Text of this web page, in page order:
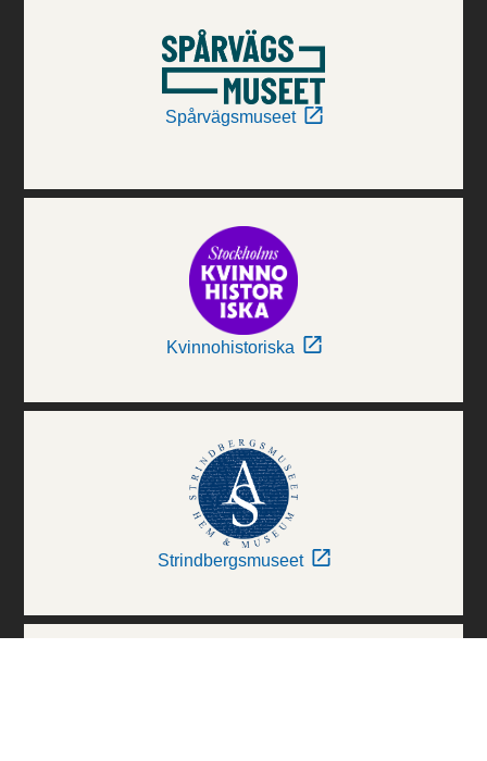
Spårvägsmuseet
Kvinnohistoriska
Strindbergsmuseet